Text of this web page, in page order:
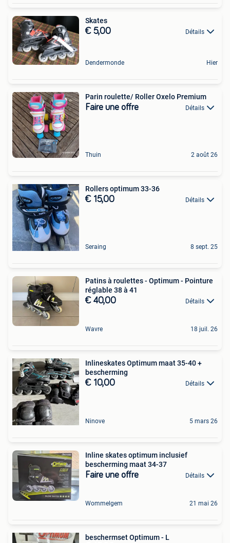
Skates
€ 5,00 Détails
Dendermonde Hier
Parin roulette/ Roller Oxelo Premium
Faire une offre Détails
Thuin 2 août 26
Rollers optimum 33-36
€ 15,00 Détails
Seraing 8 sept. 25
Patins à roulettes - Optimum - Pointure
réglable 38 à 41
€ 40,00 Détails
Wavre 18 juil. 26
Inlineskates Optimum maat 35-40 +
bescherming
€ 10,00 Détails
Ninove 5 mars 26
Inline skates optimum inclusief
bescherming maat 34-37
Faire une offre Détails
Wommelgem 21 mai 26
beschermset Optimum - L